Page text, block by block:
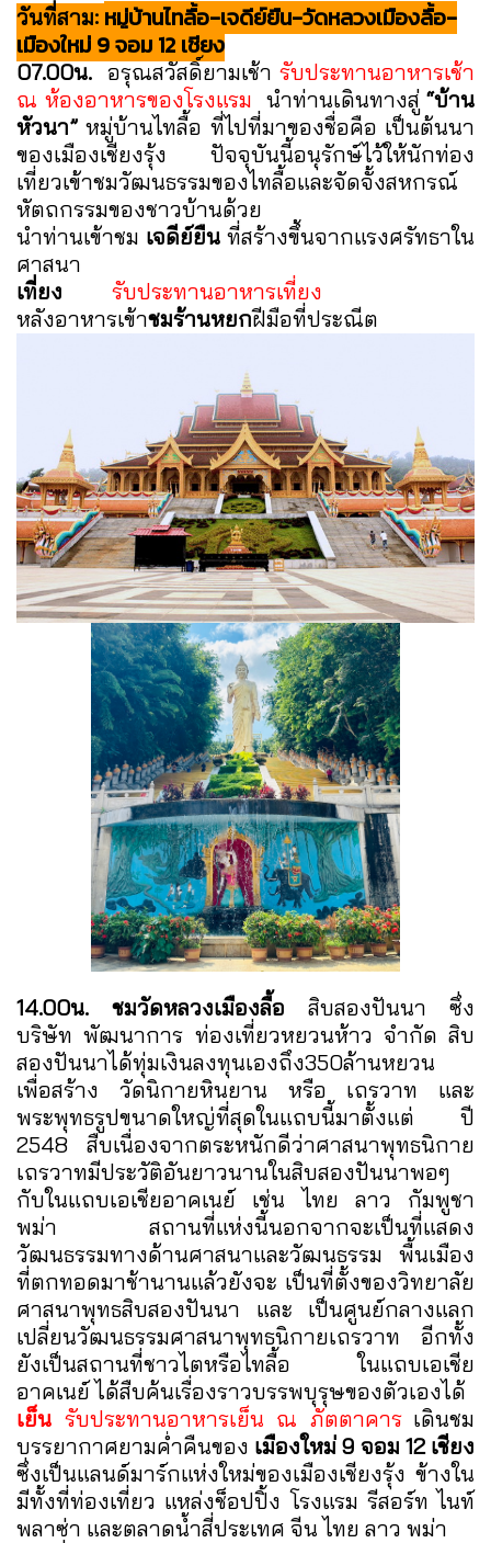
วันที่สาม: หมู่บ้านไทลื้อ-เจดีย์ยืน-วัดหลวงเมืองลื้อ-
เมืองใหม่ 9 จอม 12 เชียง
07.00น. อรุณสวัสดิ์ยามเช้า รับประทานอาหารเช้า
ณ ห้องอาหารของโรงแรม นำท่านเดินทางสู่ “บ้าน
หัวนา” หมู่บ้านไทลื้อ ที่ไปที่มาของชื่อคือ เป็นต้นนา
ของเมืองเชียงรุ้ง ปัจจุบันนี้อนุรักษ์ไว้ให้นักท่อง
เที่ยวเข้าชมวัฒนธรรมของไทลื้อและจัดจั้งสหกรณ์
หัตถกรรมของชาวบ้านด้วย
นำท่านเข้าชม เจดีย์ยืน ที่สร้างขึ้นจากแรงศรัทธาใน
ศาสนา
เที่ยง
รับประทานอาหารเที่ยง
หลังอาหารเข้าชมร้านหยกฝีมือที่ประณีต
14.00น. ชมวัดหลวงเมืองลื้อ สิบสองปันนา ซึ่ง
บริษัท พัฒนาการ ท่องเที่ยวหยวนห้าว จำกัด สิบ
สองปันนาได้ทุ่มเงินลงทุนเองถึง350ล้านหยวน
เพื่อสร้าง วัดนิกายหินยาน หรือ เถรวาท และ
พระพุทธรูปขนาดใหญ่ที่สุดในแถบนี้มาตั้งแต่ ปี
2548 สืบเนื่องจากตระหนักดีว่าศาสนาพุทธนิกาย
เถรวาทมีประวัติอันยาวนานในสิบสองปันนาพอๆ
กับในแถบเอเชียอาคเนย์ เช่น ไทย ลาว กัมพูชา
พม่า สถานที่แห่งนี้นอกจากจะเป็นที่แสดง
วัฒนธรรมทางด้านศาสนาและวัฒนธรรม พื้นเมือง
ที่ตกทอดมาช้านานแล้วยังจะ เป็นที่ตั้งของวิทยาลัย
ศาสนาพุทธสิบสองปันนา และ เป็นศูนย์กลางแลก
เปลี่ยนวัฒนธรรมศาสนาพุทธนิกายเถรวาท อีกทั้ง
ยังเป็นสถานที่ชาวไตหรือไทลื้อ ในแถบเอเชีย
อาคเนย์ ได้สืบค้นเรื่องราวบรรพบุรุษของตัวเองได้
เย็น รับประทานอาหารเย็น ณ ภัตตาคาร เดินชม
บรรยากาศยามค่ำคืนของ เมืองใหม่ 9 จอม 12 เชียง
ซึ่งเป็นแลนด์มาร์กแห่งใหม่ของเมืองเชียงรุ้ง ข้างใน
มีทั้งที่ท่องเที่ยว แหล่งช็อปปิ้ง โรงแรม รีสอร์ท ไนท์
พลาซ่า และตลาดน้ำสี่ประเทศ จีน ไทย ลาว พม่า